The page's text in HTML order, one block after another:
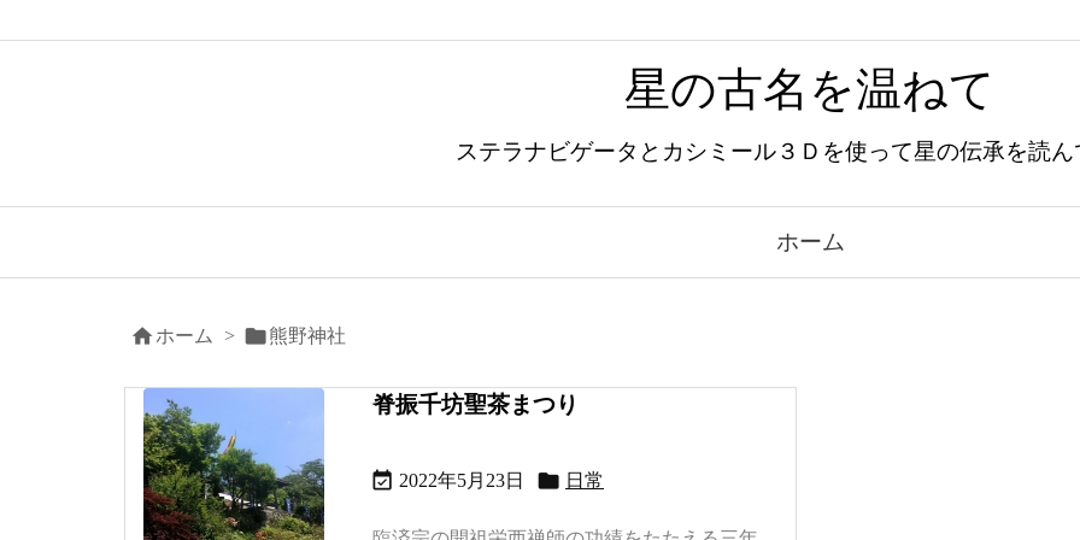
星の古名を温ねて
ステラナビゲータとカシミール３Ｄを使って星の伝承を読
ホーム
 ホーム > 熊野神社
脊振千坊聖茶まつり
 2022年5月23日  日常